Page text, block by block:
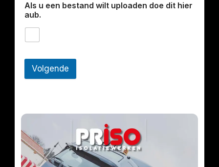
Als u een bestand wilt uploaden doe dit hier
aub.
Volgende